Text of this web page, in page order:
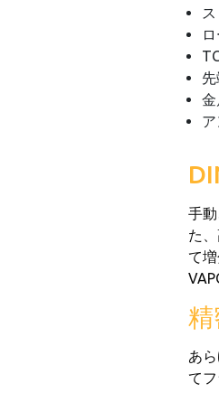
金
手
た
て
あ
て